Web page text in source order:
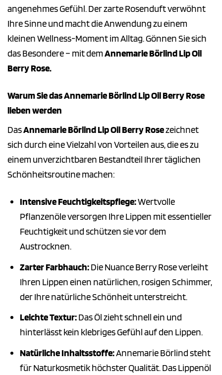
angenehmes Gefühl. Der zarte Rosenduft verwöhnt
Ihre Sinne und macht die Anwendung zu einem
kleinen Wellness-Moment im Alltag. Gönnen Sie sich
das Besondere – mit demAnnemarie Börlind Lip Oil
Berry Rose.
Warum Sie das Annemarie Börlind Lip Oil Berry Rose
lieben werden
DasAnnemarie Börlind Lip Oil Berry Rosezeichnet
sich durch eine Vielzahl von Vorteilen aus, die es zu
einem unverzichtbaren Bestandteil Ihrer täglichen
Schönheitsroutine machen:
Intensive Feuchtigkeitspflege:Wertvolle
Pflanzenöle versorgen Ihre Lippen mit essentieller
Feuchtigkeit und schützen sie vor dem
Austrocknen.
Zarter Farbhauch:Die Nuance Berry Rose verleiht
Ihren Lippen einen natürlichen, rosigen Schimmer,
der Ihre natürliche Schönheit unterstreicht.
Leichte Textur:Das Öl zieht schnell ein und
hinterlässt kein klebriges Gefühl auf den Lippen.
Natürliche Inhaltsstoffe:Annemarie Börlind steht
für Naturkosmetik höchster Qualität. Das Lippenöl